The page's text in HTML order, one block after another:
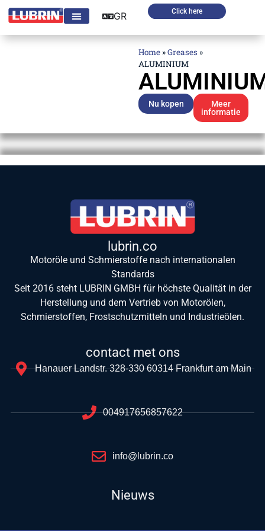
Click here
GR
Home »Greases »
ALUMINIUM
Nu kopen
Meer
informatie
lubrin.co
Motoröle und Schmierstoffe nach internationalen
Standards
Seit 2016 steht LUBRIN GMBH für höchste Qualität in der
Herstellung und dem Vertrieb von Motorölen,
Schmierstoffen, Frostschutzmitteln und Industrieölen.
contact met ons
Hanauer Landstr. 328-330 60314 Frankfurt am Main
004917656857622
info@lubrin.co
Nieuws